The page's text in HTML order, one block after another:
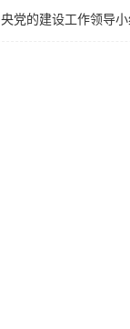
党的建设工作领导